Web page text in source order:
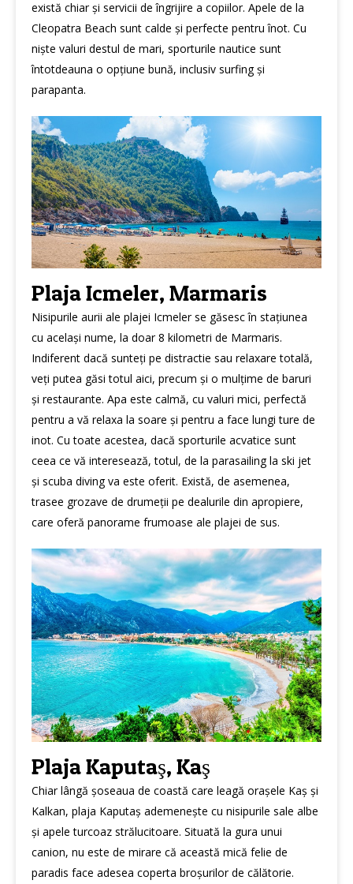
există chiar și servicii de îngrijire a copiilor. Apele de la
Cleopatra Beach sunt calde și perfecte pentru înot. Cu
niște valuri destul de mari, sporturile nautice sunt
întotdeauna o opțiune bună, inclusiv surfing și
parapanta.
Plaja Icmeler, Marmaris
Nisipurile aurii ale plajei Icmeler se găsesc în stațiunea
cu același nume, la doar 8 kilometri de Marmaris.
Indiferent dacă sunteți pe distractie sau relaxare totală,
veți putea găsi totul aici, precum și o mulțime de baruri
și restaurante. Apa este calmă, cu valuri mici, perfectă
pentru a vă relaxa la soare și pentru a face lungi ture de
inot. Cu toate acestea, dacă sporturile acvatice sunt
ceea ce vă interesează, totul, de la parasailing la ski jet
și scuba diving va este oferit. Există, de asemenea,
trasee grozave de drumeții pe dealurile din apropiere,
care oferă panorame frumoase ale plajei de sus.
Plaja Kaputaş, Kaş
Chiar lângă șoseaua de coastă care leagă orașele Kaș și
Kalkan, plaja Kaputaș ademenește cu nisipurile sale albe
și apele turcoaz strălucitoare. Situată la gura unui
canion, nu este de mirare că această mică felie de
paradis face adesea coperta broșurilor de călătorie.